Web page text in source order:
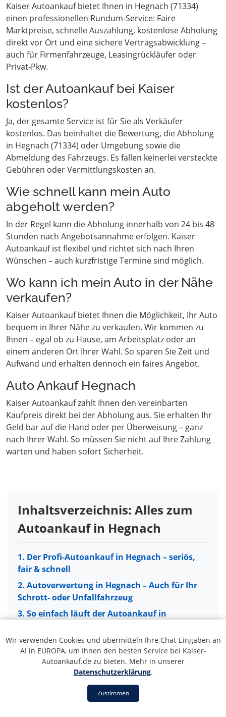
Kaiser Autoankauf bietet Ihnen in Hegnach (71334)
einen professionellen Rundum-Service: Faire
Marktpreise, schnelle Auszahlung, kostenlose Abholung
direkt vor Ort und eine sichere Vertragsabwicklung –
auch für Firmenfahrzeuge, Leasingrückläufer oder
Privat-Pkw.
Ist der Autoankauf bei Kaiser
kostenlos?
Ja, der gesamte Service ist für Sie als Verkäufer
kostenlos. Das beinhaltet die Bewertung, die Abholung
in Hegnach (71334) oder Umgebung sowie die
Abmeldung des Fahrzeugs. Es fallen keinerlei versteckte
Gebühren oder Vermittlungskosten an.
Wie schnell kann mein Auto
abgeholt werden?
In der Regel kann die Abholung innerhalb von 24 bis 48
Stunden nach Angebotsannahme erfolgen. Kaiser
Autoankauf ist flexibel und richtet sich nach Ihren
Wünschen – auch kurzfristige Termine sind möglich.
Wo kann ich mein Auto in der Nähe
verkaufen?
Kaiser Autoankauf bietet Ihnen die Möglichkeit, Ihr Auto
bequem in Ihrer Nähe zu verkaufen. Wir kommen zu
Ihnen – egal ob zu Hause, am Arbeitsplatz oder an
einem anderen Ort Ihrer Wahl. So sparen Sie Zeit und
Aufwand und erhalten dennoch ein faires Angebot.
Auto Ankauf Hegnach
Kaiser Autoankauf zahlt Ihnen den vereinbarten
Kaufpreis direkt bei der Abholung aus. Sie erhalten Ihr
Geld bar auf die Hand oder per Überweisung – ganz
nach Ihrer Wahl. So müssen Sie nicht auf Ihre Zahlung
warten und haben sofort Sicherheit.
Inhaltsverzeichnis: Alles zum
Autoankauf in Hegnach
1. Der Profi-Autoankauf in Hegnach – seriös,
fair & schnell
2. Autoverwertung in Hegnach – Auch für Ihr
Schrott- oder Unfallfahrzeug
3. So einfach läuft der Autoankauf in
4. Unser Servicegebiet: Autoankauf in ganz
Hegnach und Umgebung
5. 5 Gründe für unseren Autoankauf-Service
6. Ihr Fahrzeug in guten Händen: PKW, LKW &
1. Der Profi-Autoankauf in Hegnach
– seriös, fair & schnell
Wir verwenden Cookies und übermitteln Ihre Chat-Eingaben an
AI in EUROPA, um Ihnen den besten Service bei Kaiser-
Autoankauf.de zu bieten. Mehr in unserer
Datenschutzerklärung.
Zustimmen